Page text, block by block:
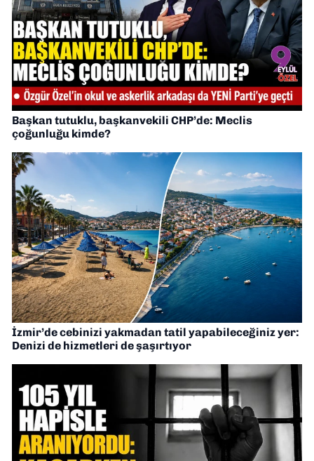
Başkan tutuklu, başkanvekili CHP’de: Meclis
çoğunluğu kimde?
İzmir’de cebinizi yakmadan tatil yapabileceğiniz yer:
Denizi de hizmetleri de şaşırtıyor